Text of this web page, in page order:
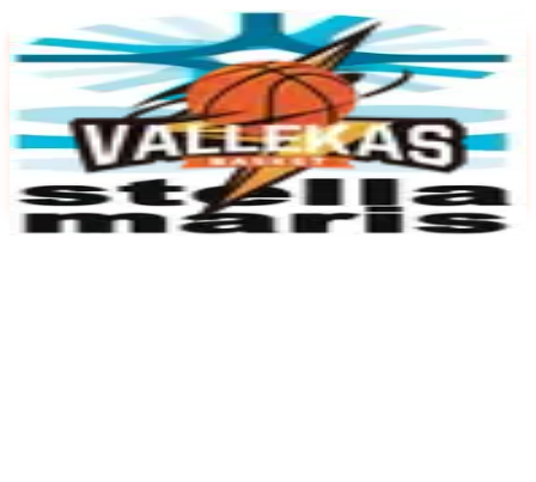
Volver a partidos
Benjamin Mun.JDM
Stella Maris
53
Vallekas Basket Angel Nieto
Sábado, 25 de Abril de 2026
09:00h
Pista 2 Miguel Guillén Prim
Volver a todos los partidos